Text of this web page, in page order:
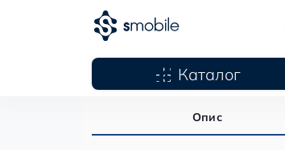
Каталог
Опис